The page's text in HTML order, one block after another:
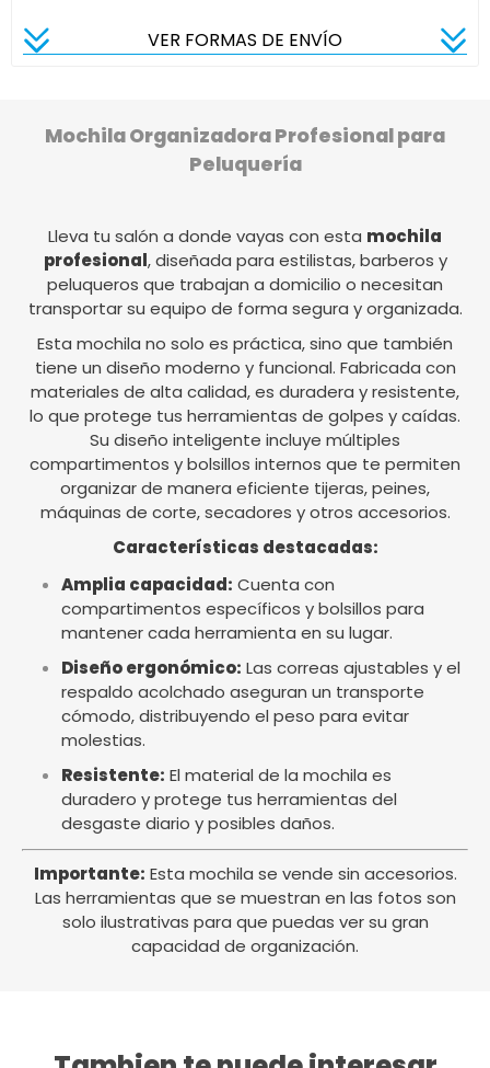
VER FORMAS DE ENVÍO
Mochila Organizadora Profesional para
Peluquería
Lleva tu salón a donde vayas con esta mochila
profesional, diseñada para estilistas, barberos y
peluqueros que trabajan a domicilio o necesitan
transportar su equipo de forma segura y organizada.
Esta mochila no solo es práctica, sino que también
tiene un diseño moderno y funcional. Fabricada con
materiales de alta calidad, es duradera y resistente,
lo que protege tus herramientas de golpes y caídas.
Su diseño inteligente incluye múltiples
compartimentos y bolsillos internos que te permiten
organizar de manera eficiente tijeras, peines,
máquinas de corte, secadores y otros accesorios.
Características destacadas:
Amplia capacidad: Cuenta con
compartimentos específicos y bolsillos para
mantener cada herramienta en su lugar.
Diseño ergonómico: Las correas ajustables y el
respaldo acolchado aseguran un transporte
cómodo, distribuyendo el peso para evitar
molestias.
Resistente: El material de la mochila es
duradero y protege tus herramientas del
desgaste diario y posibles daños.
Importante: Esta mochila se vende sin accesorios.
Las herramientas que se muestran en las fotos son
solo ilustrativas para que puedas ver su gran
capacidad de organización.